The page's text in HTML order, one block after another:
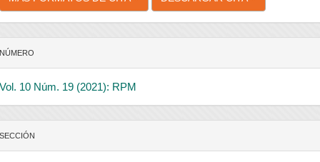
NÚMERO
Vol. 10 Núm. 19 (2021): RPM
SECCIÓN